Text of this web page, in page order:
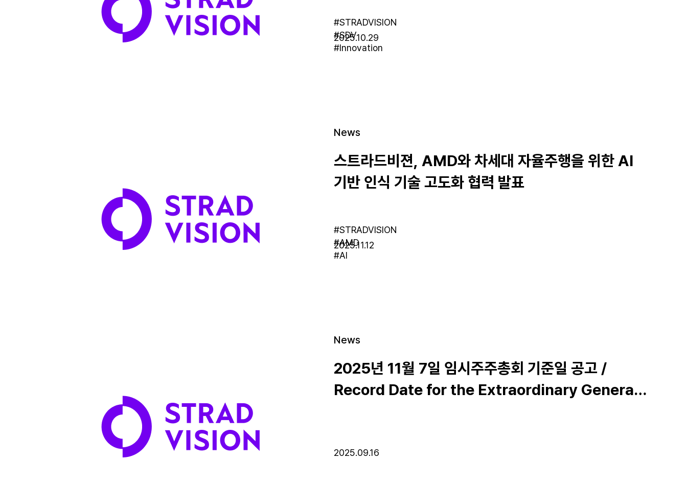
#STRADVISION
#SDV
#Innovation
2025.10.29
News
스트라드비젼, AMD와 차세대 자율주행을 위한 AI
기반 인식 기술 고도화 협력 발표
#STRADVISION
#AMD
#AI
2025.11.12
News
2025년 11월 7일 임시주주총회 기준일 공고 /
Record Date for the Extraordinary General
2025.09.16